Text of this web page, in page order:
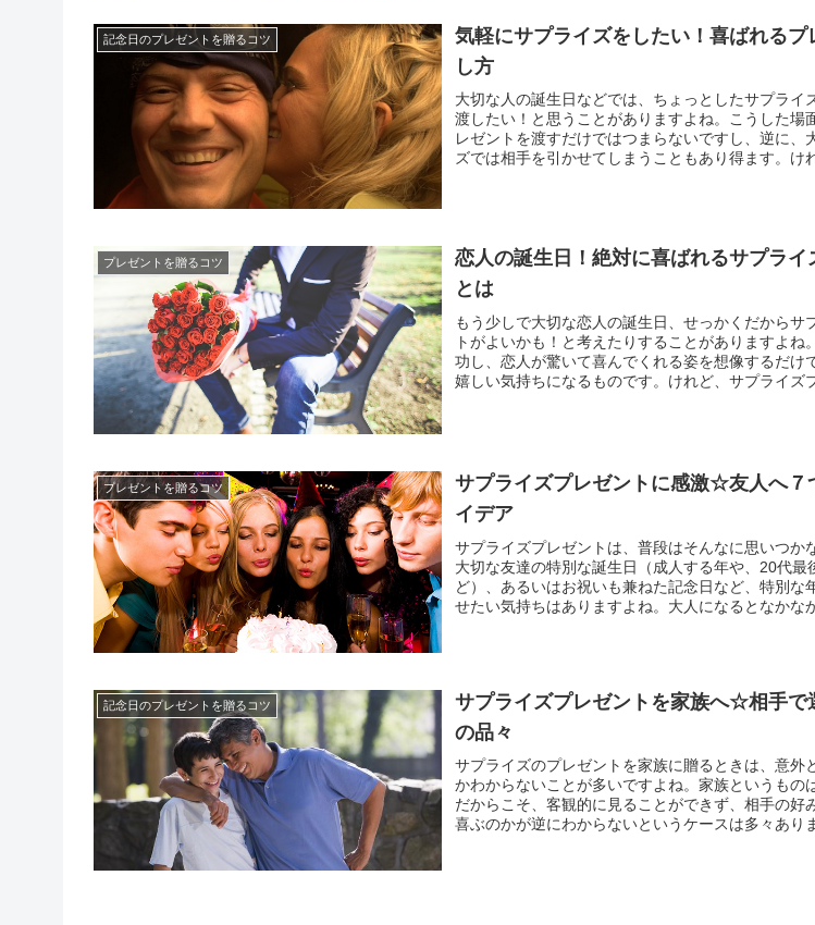
記念日のプレゼントを贈るコツ
気軽にサプライズをしたい！喜ばれるプ
し方
大切な人の誕生日などでは、ちょっとしたサプライ
渡したい！と思うことがありますよね。こうした場
レゼントを渡すだけではつまらないですし、逆に、
ズでは相手を引かせてしまうこともあり得ます。け
プレゼントを贈るコツ
恋人の誕生日！絶対に喜ばれるサプライ
とは
もう少しで大切な恋人の誕生日、せっかくだからサ
トがよいかも！と考えたりすることがありますよね
功し、恋人が驚いて喜んでくれる姿を想像するだけ
嬉しい気持ちになるものです。けれど、サプライズ
プレゼントを贈るコツ
サプライズプレゼントに感激☆友人へ７
イデア
サプライズプレゼントは、普段はそんなに思いつか
大切な友達の特別な誕生日（成人する年や、20代最
ど）、あるいはお祝いも兼ねた記念日など、特別な
せたい気持ちはありますよね。大人になるとなかな
記念日のプレゼントを贈るコツ
サプライズプレゼントを家族へ☆相手で
の品々
サプライズのプレゼントを家族に贈るときは、意外
かわからないことが多いですよね。家族というもの
だからこそ、客観的に見ることができず、相手の好
喜ぶのかが逆にわからないというケースは多々あり